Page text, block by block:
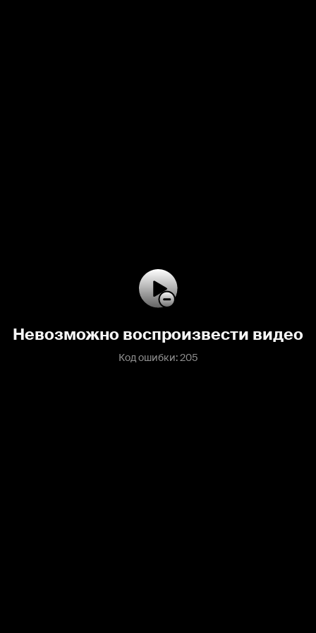
Невозможно воспроизвести видео
Код ошибки: 205